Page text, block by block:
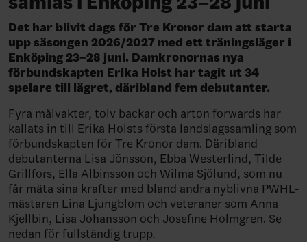
Det har blivit dags för Tre Kronor dam att starta
upp säsongen 2026/2027 med ett träningsläger i
Enköping 23–28 juni. Damkronornas nya
förbundskapten Erika Holst har tagit ut 34
spelare till lägret, däribland fem debutanter.
Fyra målvakter, tolv backar och arton forwards har
kallats in till Erika Holsts första landslagssamling som
förbundskapten för Tre Kronor dam. Däribland
debutanterna Lisa Jönsson, Ebba Westerlind, Tilde
Grillfors, Ella Albinsson och Wilma Sjölund, som nu
får mäta sina krafter med bland andra nyblivna PWHL-
mästaren Lina Ljungblom och veteraner som Anna
Kjellbin, Lisa Johansson och Josefine Holmgren. Se
nedan för fullständig trupp.